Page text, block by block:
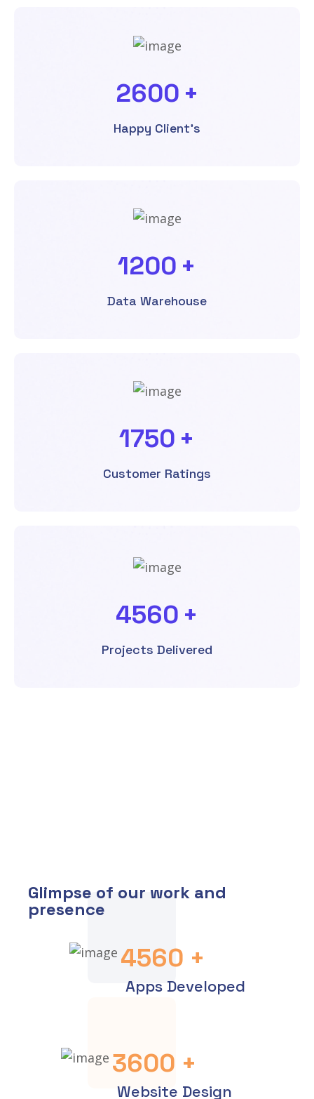
2600 +
Happy Client's
1200 +
Data Warehouse
1750 +
Customer Ratings
4560 +
Projects Delivered
Glimpse of our work and
presence
4560 +
Apps Developed
3600 +
Website Design